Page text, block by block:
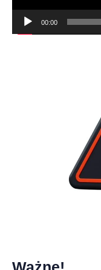
00:00